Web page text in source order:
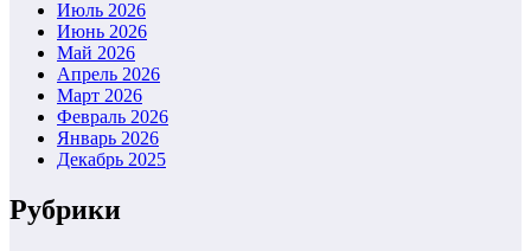
Июль 2026
Июнь 2026
Май 2026
Апрель 2026
Март 2026
Февраль 2026
Январь 2026
Декабрь 2025
Рубрики